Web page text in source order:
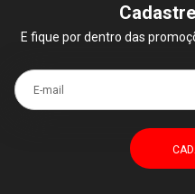
E fique por dentro das
E-mail